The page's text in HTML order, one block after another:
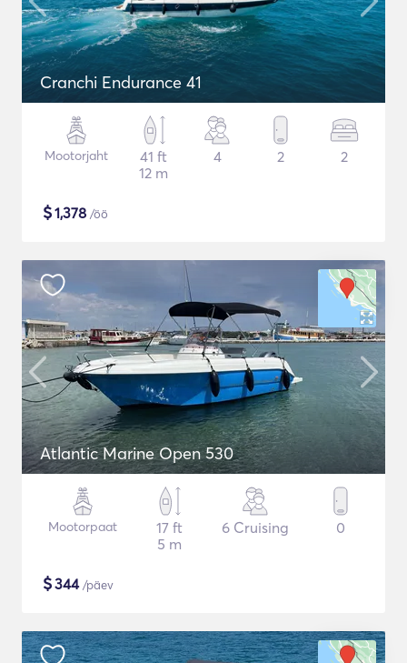
Cranchi Endurance 41
Mootorjaht
41 ft
12 m
4 2 2
$1,378 /öö
Atlantic Marine Open 530
Mootorpaat
17 ft
5 m
6 Cruising 0
$344/päev